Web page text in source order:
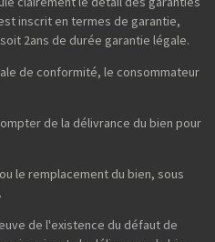
inscrit en termes de garantie,
2ans de durée garantie légale.
de conformité, le consommateur
de la délivrance du bien pour
le remplacement du bien, sous
de l'existence du défaut de